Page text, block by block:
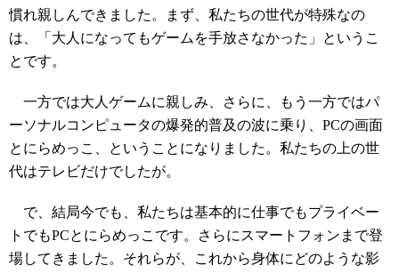
慣れ親しんできました。まず、私たちの世代が特殊なの
は、「大人になってもゲームを手放さなかった」というこ
とです。
一方では大人ゲームに親しみ、さらに、もう一方ではパ
ーソナルコンピュータの爆発的普及の波に乗り、PCの画面
とにらめっこ、ということになりました。私たちの上の世
代はテレビだけでしたが。
で、結局今でも、私たちは基本的に仕事でもプライベー
トでもPCとにらめっこです。さらにスマートフォンまで登
場してきました。それらが、これから身体にどのような影